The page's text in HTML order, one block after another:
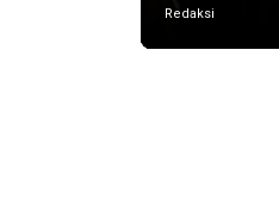
Redaksi